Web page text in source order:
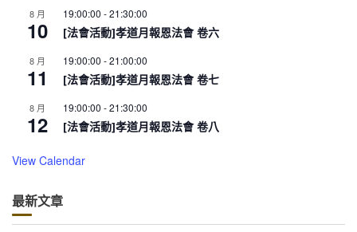
8 月
10
19:00:00 -21:30:00
[法會活動]孝道月報恩法會 卷六
8 月
11
19:00:00 -21:00:00
[法會活動]孝道月報恩法會 卷七
8 月
12
19:00:00 -21:30:00
[法會活動]孝道月報恩法會 卷八
View Calendar
最新文章